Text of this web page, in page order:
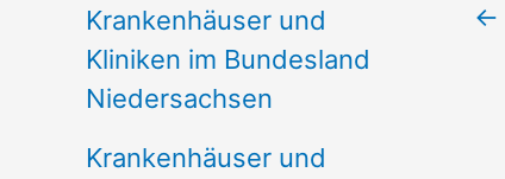
Krankenhäuser und
Kliniken im Bundesland
Niedersachsen
Krankenhäuser und
←